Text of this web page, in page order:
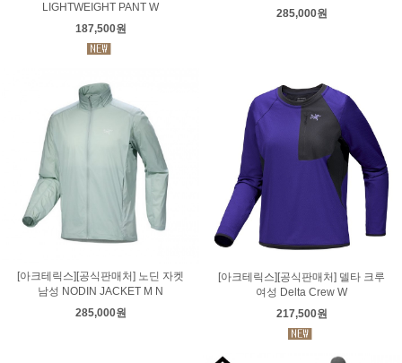
LIGHTWEIGHT PANT W
187,500원
285,000원
[아크테릭스][공식판매처] 노딘 자켓
남성 NODIN JACKET M N
285,000원
[아크테릭스][공식판매처] 델타 크루
여성 Delta Crew W
217,500원